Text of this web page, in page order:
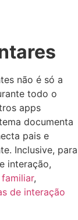
não é só a
todo o
apps
documenta
pais e
Inclusive, para
interação,
,
de interação